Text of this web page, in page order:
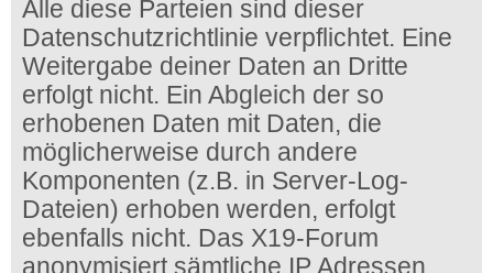
Alle diese Parteien sind dieser
Datenschutzrichtlinie verpflichtet. Eine
Weitergabe deiner Daten an Dritte
erfolgt nicht. Ein Abgleich der so
erhobenen Daten mit Daten, die
möglicherweise durch andere
Komponenten (z.B. in Server-Log-
Dateien) erhoben werden, erfolgt
ebenfalls nicht. Das X19-Forum
anonymisiert sämtliche IP Adressen